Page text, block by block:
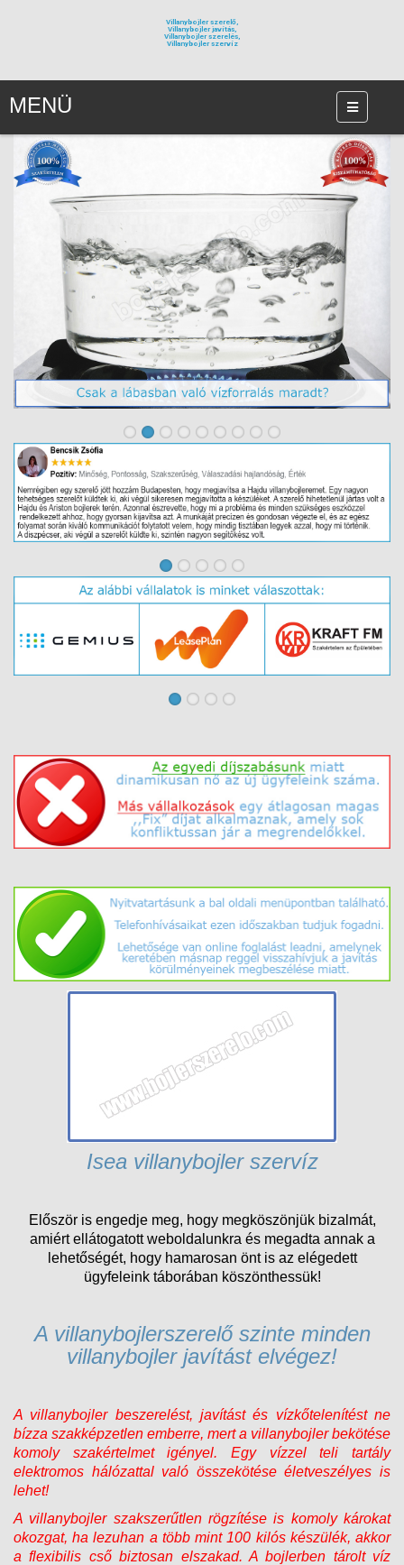
Villanybojler szerelő,
Villanybojler javítás,
Villanybojler szerelés,
Villanybojler szervíz
MENÜ
Isea villanybojler szervíz
Először is engedje meg, hogy megköszönjük bizalmát,
amiért ellátogatott weboldalunkra és megadta annak a
lehetőségét, hogy hamarosan önt is az elégedett
ügyfeleink táborában köszönthessük!
A villanybojlerszerelő szinte minden
villanybojler javítást elvégez!
A villanybojler beszerelést, javítást és vízkőtelenítést ne
bízza szakképzetlen emberre, mert a villanybojler bekötése
komoly szakértelmet igényel. Egy vízzel teli tartály
elektromos hálózattal való összekötése életveszélyes is
lehet!
A villanybojler szakszerűtlen rögzítése is komoly károkat
okozgat, ha lezuhan a több mint 100 kilós készülék, akkor
a flexibilis cső biztosan elszakad. A bojlerben tárolt víz